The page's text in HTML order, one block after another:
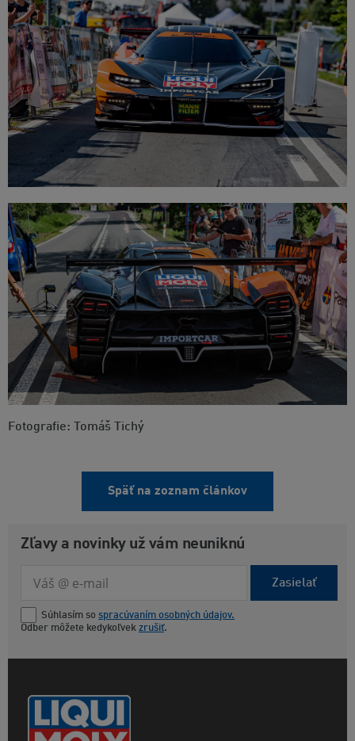
Fotografie: Tomáš Tichý
Späť na zoznam článkov
Zľavy a novinky už vám neuniknú
Zasielať
Súhlasím so spracúvaním osobných údajov.
Odber môžete kedykoľvek zrušiť.